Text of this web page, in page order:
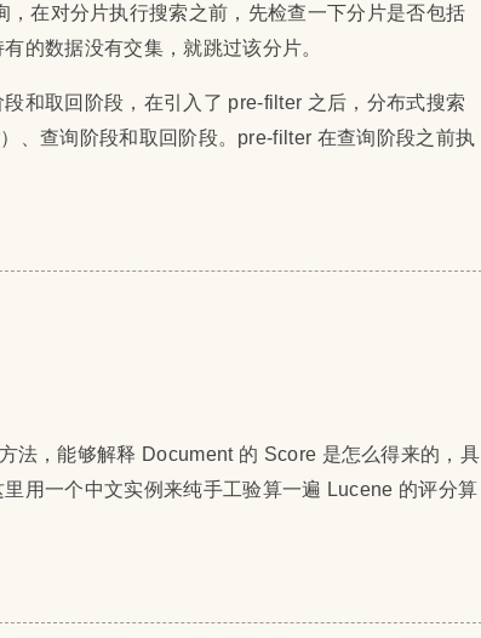
在对分片执行搜索之前，先检查一下分片是否包括
的数据没有交集，就跳过该分片。
和取回阶段，在引入了 pre-filter 之后，分布式搜索
、查询阶段和取回阶段。pre-filter 在查询阶段之前执
法，能够解释 Document 的 Score 是怎么得来的，具
用一个中文实例来纯手工验算一遍 Lucene 的评分算